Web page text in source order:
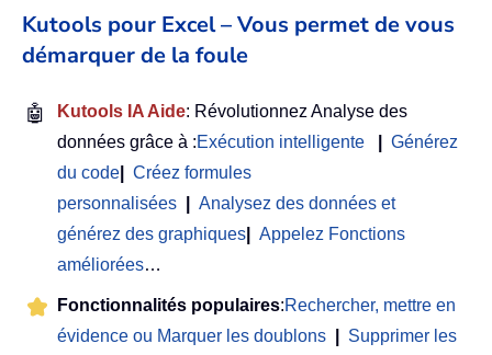
Kutools pour Excel – Vous permet de vous
démarquer de la foule
🤖 Kutools IA Aide: Révolutionnez Analyse des
données grâce à :Exécution intelligente
Générez
du code
Créez formules
personnalisées
Analysez des données et
générez des graphiques
Appelez Fonctions
améliorées…
Fonctionnalités populaires:Rechercher, mettre en
évidence ou Marquer les doublons
Supprimer les